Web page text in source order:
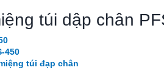
túi dập chân
450
túi đạp chân